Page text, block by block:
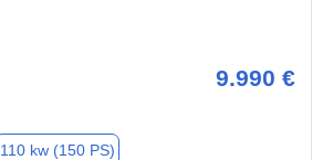
9.990 €
110 kw (150 PS)